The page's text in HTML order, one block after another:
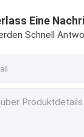
Pulp
Eine
Schnell